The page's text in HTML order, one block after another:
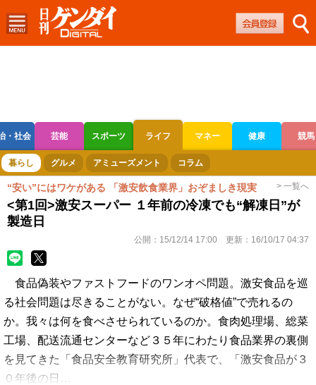
・社会 芸能 スポーツ ライフ マネー 健康 競馬
ボートレース 競輪 オートレース
暮らし グルメ アミューズメント コラム
“安い”にはワケがある 「激安飲食業界」おぞましき現実 > 一覧へ
<第1回>激安スーパー １年前の冷凍でも“解凍日”が
製造日
公開： 15/12/14 17:00 更新： 16/10/17 04:37
食品偽装やファストフードのワンオペ問題。激安食品を巡
る社会問題は尽きることがない。なぜ“破格値”で売れるの
か。我々は何を食べさせられているのか。食肉処理場、総菜
工場、配送流通センターなど３５年にわたり食品業界の裏側
を見てきた「食品安全教育研究所」代表で、「激安食品が３
０年後の日…